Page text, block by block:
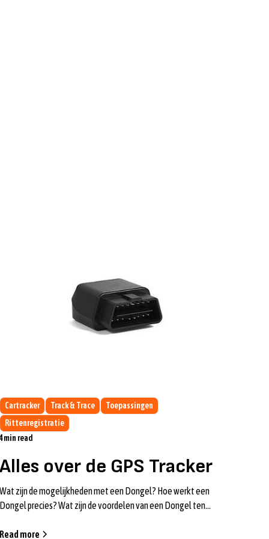
Cartracker Track & Trace
Toepassingen
Rittenregistratie
min read
Alles over de GPS Tracker
Wat zijn de mogelijkheden met een Dongel? Hoe werkt een
Dongel precies? Wat zijn de voordelen van een Dongel ten
Read more